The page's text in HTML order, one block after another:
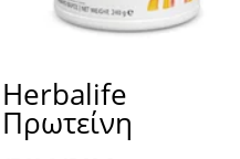
Ηerbalife
Πρωτείνη